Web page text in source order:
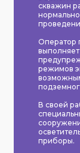
скважин
Оператор
режимов
В своей
приборы.